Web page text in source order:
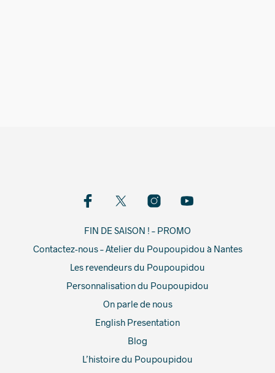
FIN DE SAISON ! – PROMO
Contactez-nous – Atelier du Poupoupidou à Nantes
Les revendeurs du Poupoupidou
Personnalisation du Poupoupidou
On parle de nous
English Presentation
Blog
L’histoire du Poupoupidou